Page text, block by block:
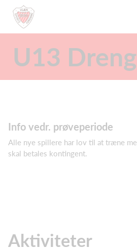
U13
Info vedr. prøveperiode
Alle nye spillere har lov til at træne
skal betales kontingent.
Aktiviteter